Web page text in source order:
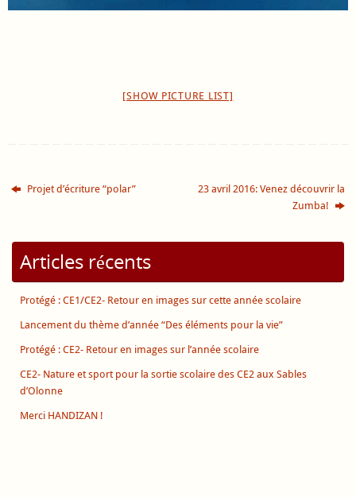
[SHOW PICTURE LIST]
Projet d’écriture “polar”
23 avril 2016: Venez découvrir la
Zumba!
Articles récents
Protégé : CE1/CE2- Retour en images sur cette année scolaire
Lancement du thème d’année “Des éléments pour la vie”
Protégé : CE2- Retour en images sur l’année scolaire
CE2- Nature et sport pour la sortie scolaire des CE2 aux Sables
d’Olonne
Merci HANDIZAN !